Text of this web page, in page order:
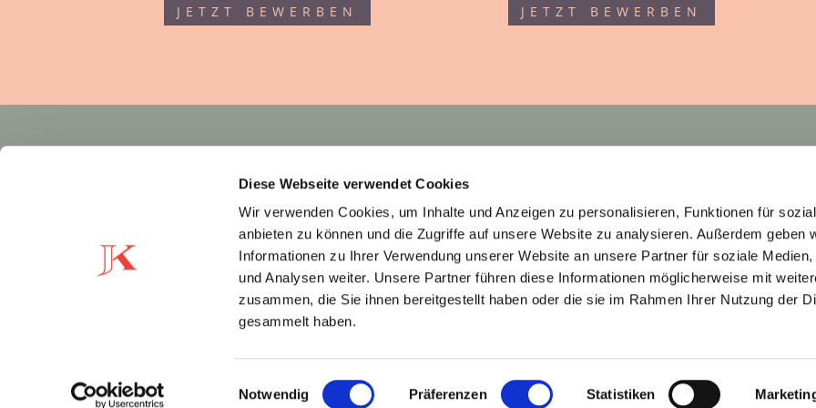
Diese Webseite verwendet Cookies
Wir verwenden Cookies, um Inhalte und Anzeigen zu personalisieren, Funktionen für
anbieten zu können und die Zugriffe auf unsere Website zu analysieren. Außerdem geben
Informationen zu Ihrer Verwendung unserer Website an unsere Partner für soziale Medien,
und Analysen weiter. Unsere Partner führen diese Informationen möglicherweise mit
zusammen, die Sie ihnen bereitgestellt haben oder die sie im Rahmen Ihrer Nutzung der
gesammelt haben.
Einwilligungsauswahl
Notwendig Präferenzen Statistiken
JETZT BEWERBEN JETZT BEWERBEN
Bewerten Sie uns bei
Schwanthalerhöhe
Telefon 089 5021540
info@jasminkohlmayer.de
SA nach
SO geschlossen